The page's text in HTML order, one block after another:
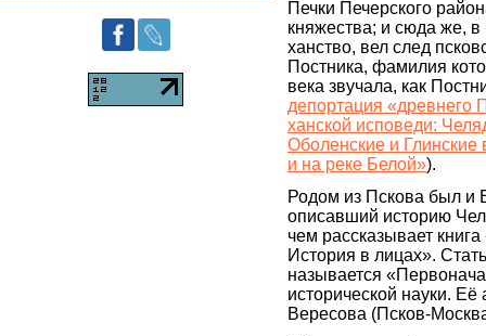
Печки Печерского
княжества; и сюда же,
ханство, вел след
Постника, фамилия
века звучала, как
депортация «древнего
ханской исповеди:
Оболенские и Глинские
и на реке Белой»).
Родом из Пскова был и
описавший историю
чем рассказывает
История в лицах».
называется
исторической науки.
Вересова (Псков-